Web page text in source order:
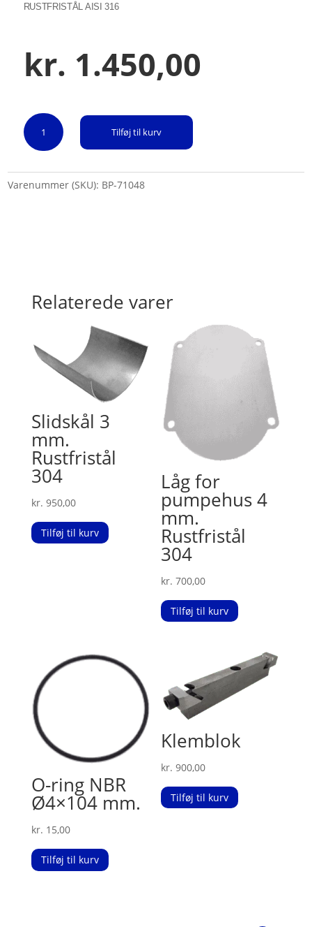
RUSTFRISTÅL AISI 316
kr. 1.450,00
Slidplade,
10
mm.
Rustfristål
AISI
Tilføj til kurv
Varenummer (SKU): BP-71048
Relaterede varer
Slidskål 3
mm.
Rustfristål
304
kr. 950,00
Tilføj til kurv
Låg for
pumpehus 4
mm.
Rustfristål
304
kr. 700,00
Tilføj til kurv
O-ring NBR
Ø4×104 mm.
kr. 15,00
Tilføj til kurv
Klemblok
kr. 900,00
Tilføj til kurv